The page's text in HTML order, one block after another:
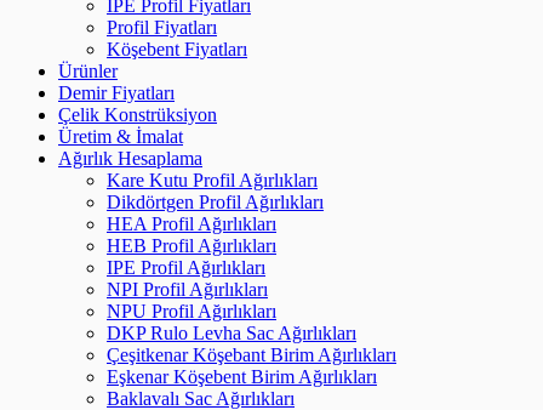
IPE Profil Fiyatları
Profil Fiyatları
Köşebent Fiyatları
Ürünler
Demir Fiyatları
Çelik Konstrüksiyon
Üretim & İmalat
Ağırlık Hesaplama
Kare Kutu Profil Ağırlıkları
Dikdörtgen Profil Ağırlıkları
HEA Profil Ağırlıkları
HEB Profil Ağırlıkları
IPE Profil Ağırlıkları
NPI Profil Ağırlıkları
NPU Profil Ağırlıkları
DKP Rulo Levha Sac Ağırlıkları
Çeşitkenar Köşebant Birim Ağırlıkları
Eşkenar Köşebent Birim Ağırlıkları
Baklavalı Sac Ağırlıkları